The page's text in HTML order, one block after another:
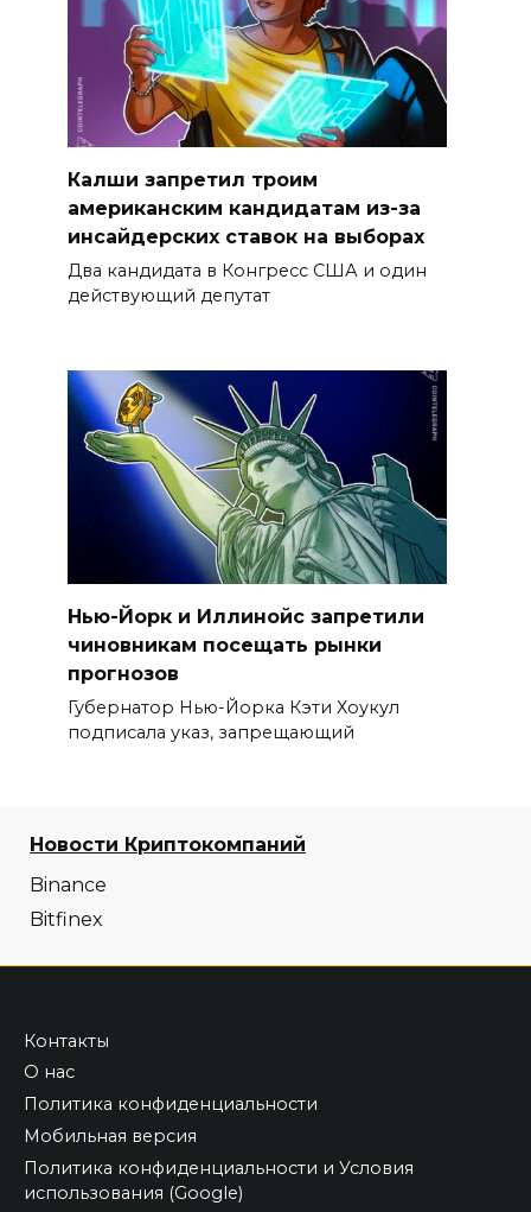
Калши запретил троим
американским кандидатам из-за
инсайдерских ставок на выборах
Два кандидата в Конгресс США и один
действующий депутат
Нью-Йорк и Иллинойс запретили
чиновникам посещать рынки
прогнозов
Губернатор Нью-Йорка Кэти Хоукул
подписала указ, запрещающий
Новости Криптокомпаний
Binance
Bitfinex
Контакты
О нас
Политика конфиденциальности
Мобильная версия
Политика конфиденциальности и Условия
использования (Google)